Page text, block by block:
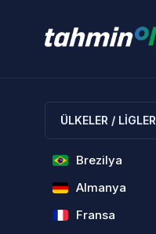
ÜLKELER / LİGLER
Brezilya
Almanya
Fransa